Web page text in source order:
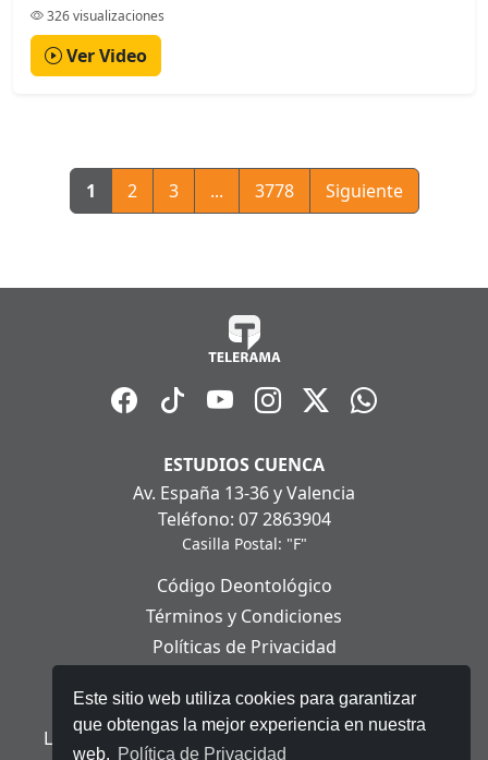
Este sitio web utiliza cookies para garantizar
que obtengas la mejor experiencia en nuestra
web. Política de Privacidad
326 visualizaciones
Ver Video
1 2 3 ... 3778 Siguiente
ESTUDIOS CUENCA
Av. España 13-36 y Valencia
Teléfono: 07 2863904
Casilla Postal: "F"
Código Deontológico
Términos y Condiciones
Políticas de Privacidad
Aviso Legal
Ley Orgánica de Protección de Datos Personales